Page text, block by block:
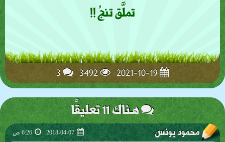
تملَّق تنجُ !!
2021-10-19
3492
هـناك 11 تعليقًا
محمود يونس 2018-04-07 6:26 ص